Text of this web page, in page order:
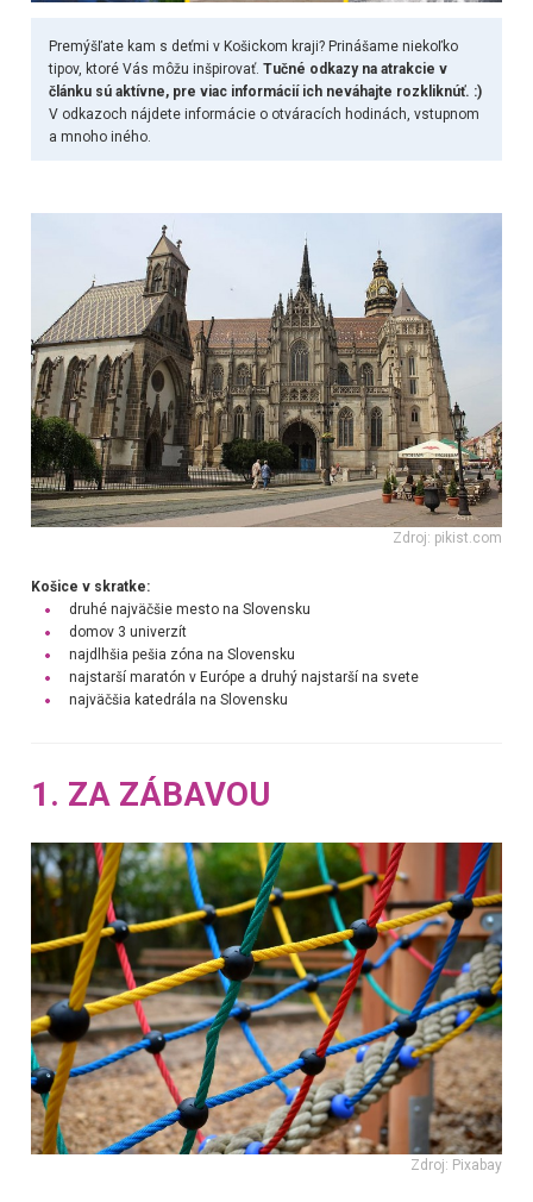
Premýšľate kam s deťmi v Košickom kraji? Prinášame niekoľko
tipov, ktoré Vás môžu inšpirovať. Tučné odkazy na atrakcie v
článku sú aktívne, pre viac informácií ich neváhajte rozkliknúť. :)
V odkazoch nájdete informácie o otváracích hodinách, vstupnom
a mnoho iného.
Zdroj: pikist.com
Košice v skratke:
druhé najväčšie mesto na Slovensku
domov 3 univerzít
najdlhšia pešia zóna na Slovensku
najstarší maratón v Európe a druhý najstarší na svete
najväčšia katedrála na Slovensku
1. ZA ZÁBAVOU
Zdroj: Pixabay